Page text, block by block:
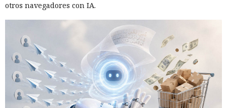
otros navegadores con IA.